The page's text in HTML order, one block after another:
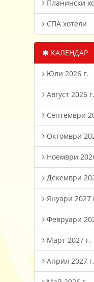
Планински
СПА хотели
КАЛЕНДАР
Юли 2026 г.
Август 2026 г.
Септември
Октомври
Ноември
Декември
Януари 2027
Февруари
Март 2027 г.
Април 2027 г.